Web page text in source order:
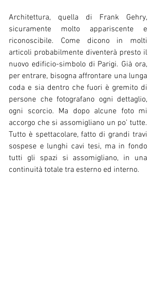
Architettura, quella di Frank Gehry,
sicuramente molto appariscente e
riconoscibile. Come dicono in molti
articoli probabilmente diventerà presto il
nuovo edificio-simbolo di Parigi. Già ora,
per entrare, bisogna affrontare una lunga
coda e sia dentro che fuori è gremito di
persone che fotografano ogni dettaglio,
ogni scorcio. Ma dopo alcune foto mi
accorgo che si assomigliano un po’ tutte.
Tutto è spettacolare, fatto di grandi travi
sospese e lunghi cavi tesi, ma in fondo
tutti gli spazi si assomigliano, in una
continuità totale tra esterno ed interno.